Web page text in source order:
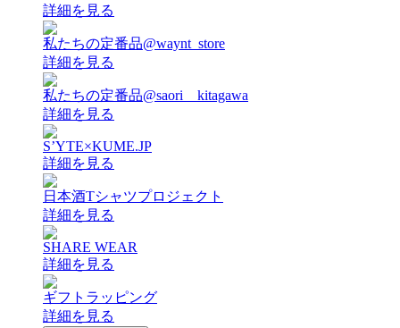
詳細を見る
私たちの定番品@waynt_store
詳細を見る
私たちの定番品@saori__kitagawa
詳細を見る
S’YTE×KUME.JP
詳細を見る
日本酒Tシャツプロジェクト
詳細を見る
SHARE WEAR
詳細を見る
ギフトラッピング
詳細を見る